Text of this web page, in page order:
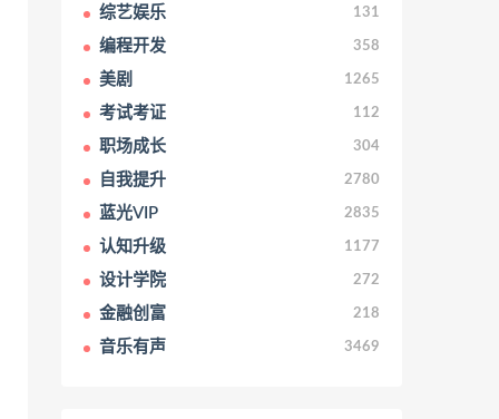
综艺娱乐 131
编程开发 358
美剧 1265
考试考证 112
职场成长 304
自我提升 2780
蓝光VIP 2835
认知升级 1177
设计学院 272
金融创富 218
音乐有声 3469